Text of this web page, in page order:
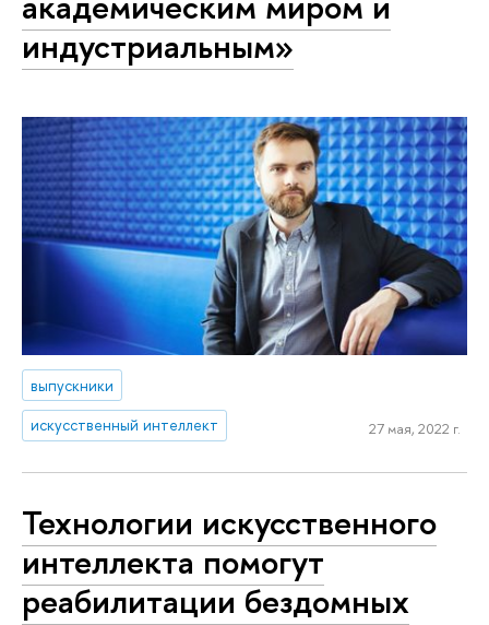
индустриальным»
выпускники
искусственный интеллект
27 мая, 2022 г.
Технологии искусственного
интеллекта помогут
реабилитации бездомных